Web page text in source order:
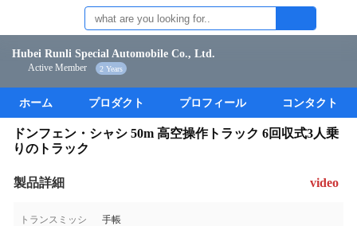
Hubei Runli Special Automobile Co., Ltd.
Active Member 2 Years
ホーム プロダクト プロフィール コンタクト
ドンフェン・シャシ 50m 高空操作トラック 6回収式3人乗
りのトラック
製品詳細 video
トランスミッシ
手帳